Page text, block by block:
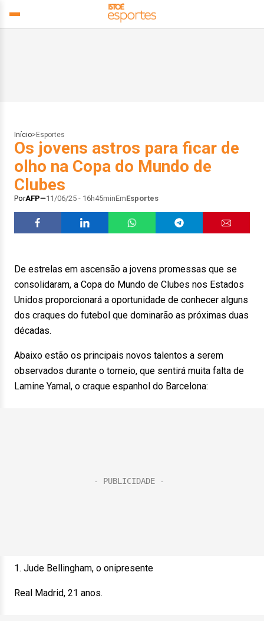
Início> Esportes
Os jovens astros para ficar de
olho na Copa do Mundo de
Clubes
PorAFP 11/06/25 - 16h45minEmEsportes
De estrelas em ascensão a jovens promessas que se
consolidaram, a Copa do Mundo de Clubes nos Estados
Unidos proporcionará a oportunidade de conhecer alguns
dos craques do futebol que dominarão as próximas duas
décadas.
Abaixo estão os principais novos talentos a serem
observados durante o torneio, que sentirá muita falta de
Lamine Yamal, o craque espanhol do Barcelona:
1. Jude Bellingham, o onipresente
Real Madrid, 21 anos.